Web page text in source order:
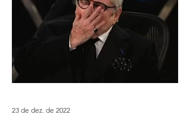
23 de dez. de 2022